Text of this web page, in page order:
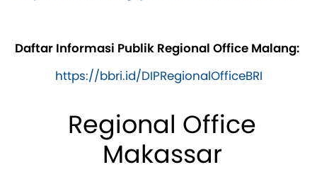
Daftar Informasi Publik Regional Office Malang:
https://bbri.id/DIPRegionalOfficeBRI
Regional Office
Makassar